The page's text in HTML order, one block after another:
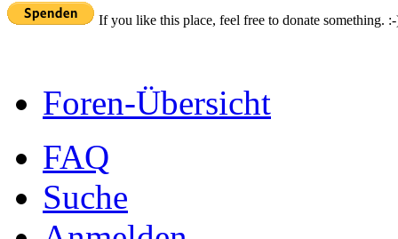
If you like this place, feel free to donate something.
Foren-Übersicht
FAQ
Suche